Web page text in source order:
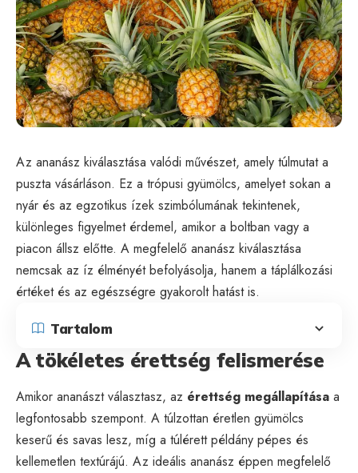
Az ananász kiválasztása valódi művészet, amely túlmutat a
puszta vásárláson. Ez a trópusi gyümölcs, amelyet sokan a
nyár és az egzotikus ízek szimbólumának tekintenek,
különleges figyelmet érdemel, amikor a boltban vagy a
piacon állsz előtte. A megfelelő ananász kiválasztása
nemcsak az íz élményét befolyásolja, hanem a táplálkozási
értéket és az egészségre gyakorolt hatást is.
Tartalom
A tökéletes érettség felismerése
Amikor ananászt választasz, az érettség megállapítása a
legfontosabb szempont. A túlzottan éretlen gyümölcs
keserű és savas lesz, míg a túlérett példány pépes és
kellemetlen textúrájú. Az ideális ananász éppen megfelelő